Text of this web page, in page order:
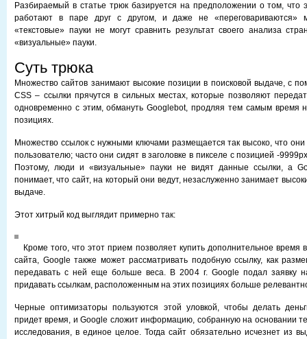
Разбираемый в статье трюк базируется на предположении о том, что
работают в паре друг с другом, и даже не «переговариваются»
«текстовые» пауки не могут сравнить результат своего анализа
«визуальные» пауки.
Суть трюка
Множество сайтов занимают высокие позиции в поисковой выдаче, с
CSS – ссылки прячутся в сильных местах, которые позволяют
одновременно с этим, обмануть Googlebot, продляя тем самым время
позициях.
Множество ссылок с нужными ключами размещается так высоко, что
пользователю; часто они сидят в заголовке в пикселе с позицией -
Поэтому, люди и «визуальные» пауки не видят данные ссылки, а
понимает, что сайт, на который они ведут, незаслуженно занимает
выдаче.
Этот хитрый код выглядит примерно так:
Кроме того, что этот прием позволяет купить дополнительное время
сайта, Google также может рассматривать подобную ссылку, как
передавать с ней еще больше веса. В 2004 г. Google подал заявку
придавать ссылкам, расположенным на этих позициях больше
Черные оптимизаторы пользуются этой уловкой, чтобы делать
придет время, и Google сложит информацию, собранную на основании
исследования, в единое целое. Тогда сайт обязательно исчезнет из